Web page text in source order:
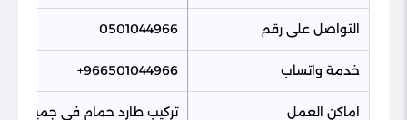
التواصل على رقم 0501044966
خدمة واتساب 966501044966+
اماكن العمل
تركيب طارد حمام في جميع